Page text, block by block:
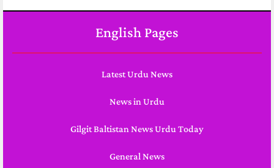
English Pages
Latest Urdu News
News in Urdu
Gilgit Baltistan News Urdu Today
General News